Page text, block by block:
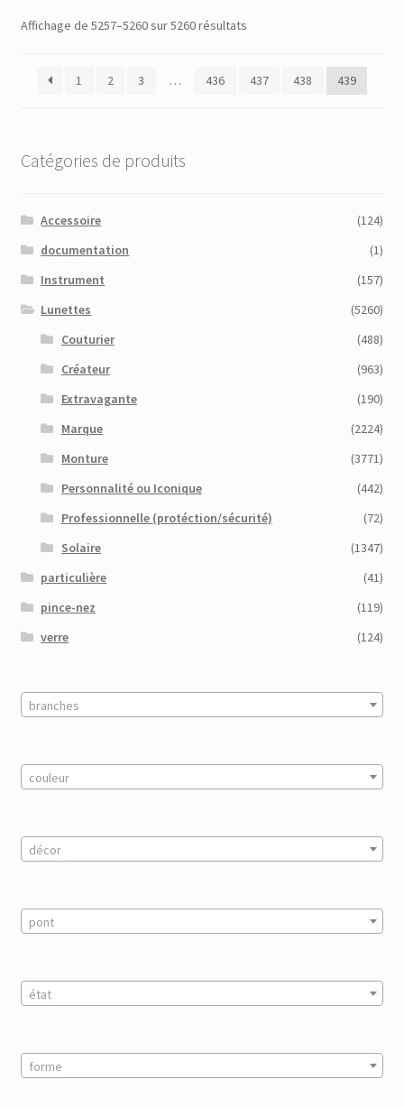
Affichage de 5257–5260 sur 5260 résultatsTrié
récent
1 2 3 … 436 437 438 439
Catégories de produits
Accessoire
(124)
documentation
(1)
Instrument
(157)
Lunettes
(5260)
Couturier
(488)
Créateur
(963)
Extravagante
(190)
Marque
(2224)
Monture
(3771)
Personnalité ou Iconique
(442)
Professionnelle (protéction/sécurité)
(72)
Solaire
(1347)
particulière
(41)
pince-nez
(119)
verre
(124)
branches
couleur
décor
pont
état
forme